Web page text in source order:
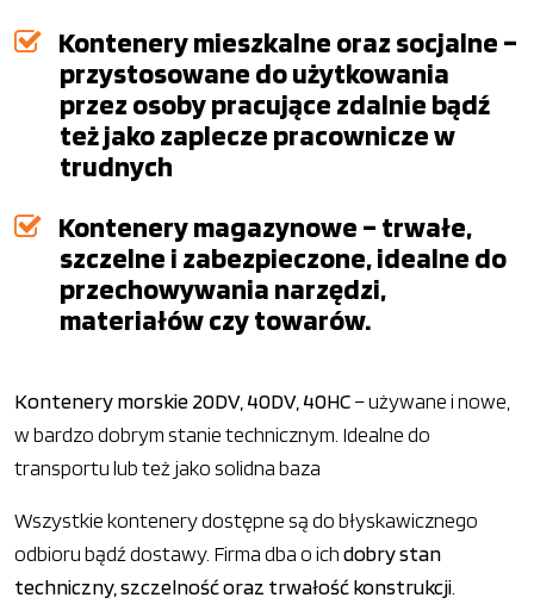
Kontenery mieszkalne oraz socjalne –
przystosowane do użytkowania
przez osoby pracujące zdalnie bądź
też jako zaplecze pracownicze w
trudnych
Kontenery magazynowe – trwałe,
szczelne i zabezpieczone, idealne do
przechowywania narzędzi,
materiałów czy towarów.
Kontenery morskie 20DV, 40DV, 40HC– używane i nowe,
w bardzo dobrym stanie technicznym. Idealne do
transportu lub też jako solidna baza
Wszystkie kontenery dostępne są do błyskawicznego
odbioru bądź dostawy. Firma dba o ichdobry stan
techniczny, szczelność oraz trwałość konstrukcji